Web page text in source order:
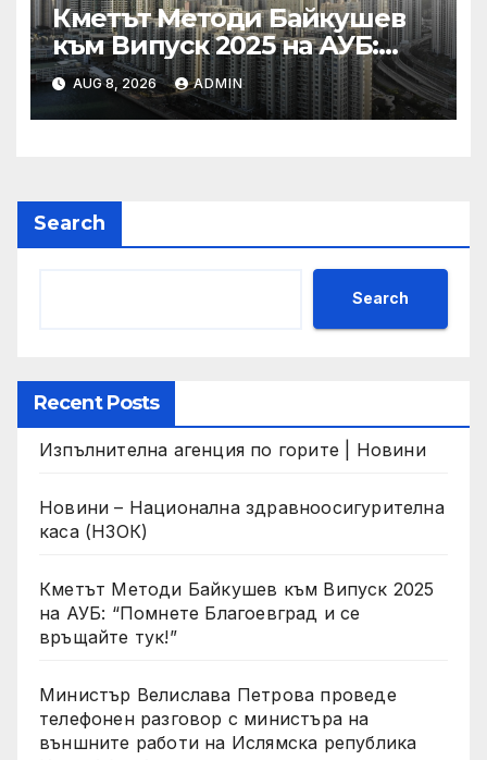
Кметът Методи Байкушев
към Випуск 2025 на АУБ:
“Помнете Благоевград и се
връщайте тук!”
AUG 8, 2026 ADMIN
Search
Search
Recent Posts
Изпълнителна агенция по горите | Новини
Новини – Национална здравноосигурителна
каса (НЗОК)
Кметът Методи Байкушев към Випуск 2025
на АУБ: “Помнете Благоевград и се
връщайте тук!”
Министър Велислава Петрова проведе
телефонен разговор с министъра на
външните работи на Ислямска република